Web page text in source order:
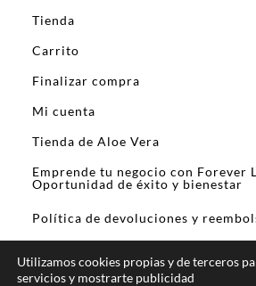
Tienda
Carrito
Finalizar compra
Mi cuenta
Tienda de Aloe Vera
Emprende tu negocio con Forever
Oportunidad de éxito y bienestar
Política de devoluciones y
Utilizamos cookies propias y de terceros
servicios y mostrarte publicidad